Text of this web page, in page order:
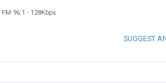
FM 96.1 - 128Kbps
SUGGEST